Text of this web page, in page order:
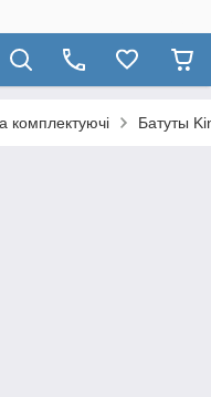
комплектуючі Батуты